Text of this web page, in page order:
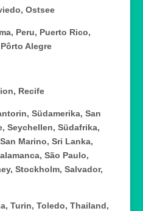
Ostsee
Peru, Puerto Rico,
Alegre
Recife
Südamerika, San
Seychellen, Südafrika,
Marino, Sri Lanka,
São Paulo,
Stockholm, Salvador,
Turin, Toledo, Thailand,